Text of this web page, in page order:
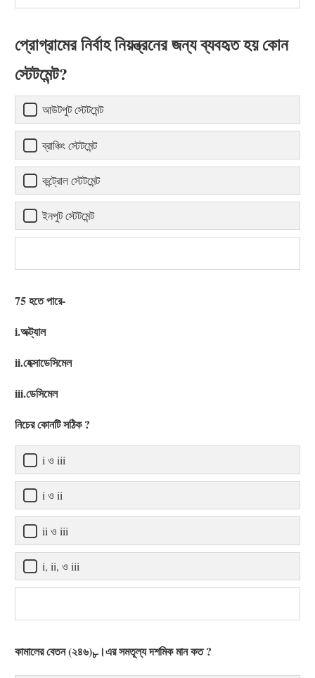
প্রোগ্রামের নির্বাহ নিয়ন্ত্রনের জন্য ব্যবহৃত হয় কোন
স্টেটমেন্ট?
আউটপুট স্টেটমেন্ট
ব্রাঞ্চিং স্টেটমেন্ট
কন্ট্রোল স্টেটমেন্ট
ইনপুট স্টেটমেন্ট
75 হতে পারে-
i.অক্ট্যাল
ii.হেক্সাডেসিমেল
iii.ডেসিমেল
নিচের কোনটি সঠিক ?
i ও iii
i ও ii
ii ও iii
i, ii, ও iii
কামালের বেতন (২৪৬)৮।এর সমতূল্য দশমিক মান কত ?